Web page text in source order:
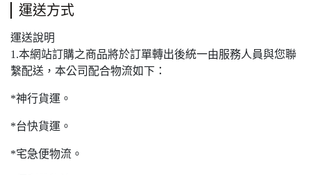
運送方式
運送說明
1.本網站訂購之商品將於訂單轉出後統一由服務人員與您聯
繫配送，本公司配合物流如下：
*神行貨運。
*台快貨運。
*宅急便物流。